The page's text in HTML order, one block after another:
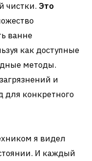
чистки. Это
ванне
как доступные
методы.
и
для конкретного
я видел
И каждый